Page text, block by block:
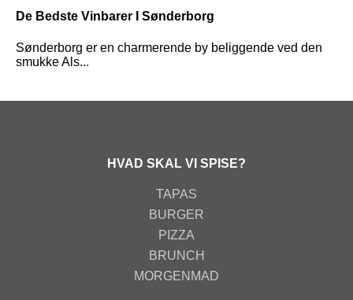
De Bedste Vinbarer I Sønderborg
Sønderborg er en charmerende by beliggende ved den
smukke Als...
HVAD SKAL VI SPISE?
TAPAS
BURGER
PIZZA
BRUNCH
MORGENMAD